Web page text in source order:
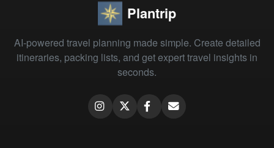
Plantrip
AI-powered travel planning made simple. Create detailed
itineraries, packing lists, and get expert travel insights in
seconds.